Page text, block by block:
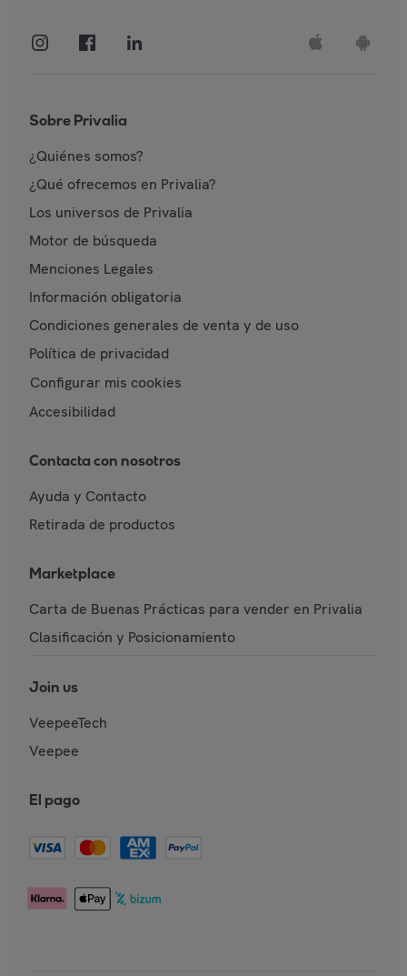
Sobre Privalia
¿Quiénes somos?
¿Qué ofrecemos en Privalia?
Los universos de Privalia
Motor de búsqueda
Menciones Legales
Información obligatoria
Condiciones generales de venta y de uso
Política de privacidad
Configurar mis cookies
Accesibilidad
Contacta con nosotros
Ayuda y Contacto
Retirada de productos
Marketplace
Carta de Buenas Prácticas para vender en Privalia
Clasificación y Posicionamiento
Join us
VeepeeTech
Veepee
El pago